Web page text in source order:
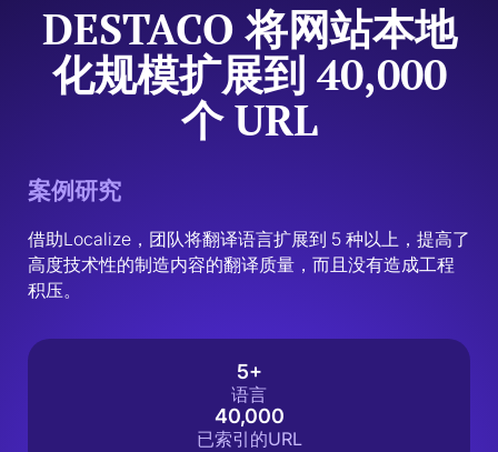
DESTACO 将网站本地
化规模扩展到 40,000
个 URL
案例研究
借助Localize，团队将翻译语言扩展到 5 种以上，提高了
高度技术性的制造内容的翻译质量，而且没有造成工程
积压。
5+
语言
40,000
已索引的URL